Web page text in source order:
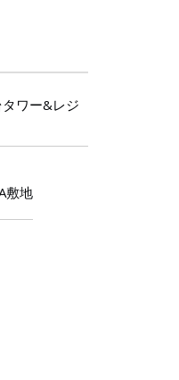
ワー&レジ
敷地